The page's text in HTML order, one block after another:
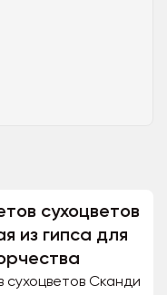
сухоцветов
из гипса для
сухоцветов Сканди